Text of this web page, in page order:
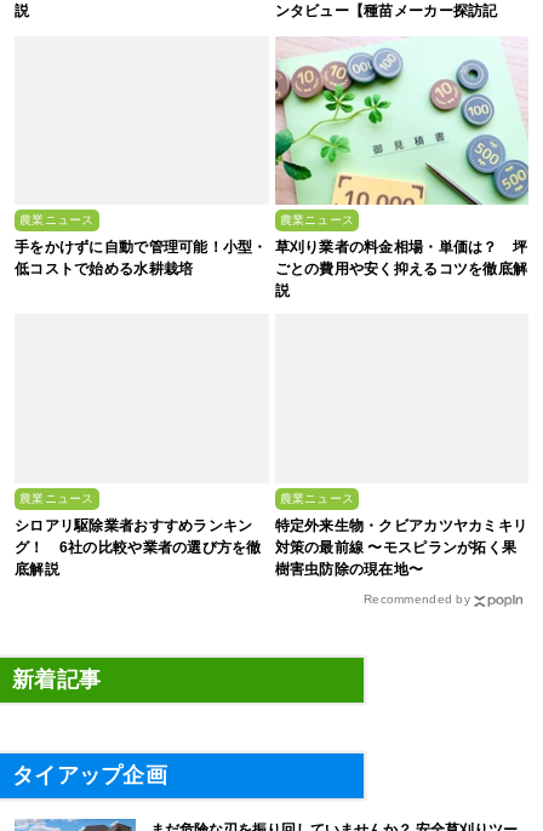
説
ンタビュー【種苗メーカー探訪記
農業ニュース
手をかけずに自動で管理可能！小型・
低コストで始める水耕栽培
農業ニュース
草刈り業者の料金相場・単価は？ 坪
ごとの費用や安く抑えるコツを徹底解
説
農業ニュース
シロアリ駆除業者おすすめランキン
グ！ 6社の比較や業者の選び方を徹
底解説
農業ニュース
特定外来生物・クビアカツヤカミキリ
対策の最前線 〜モスピランが拓く果
樹害虫防除の現在地〜
Recommended by
新着記事
タイアップ企画